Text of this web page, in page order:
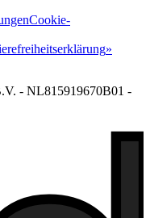
Cookie-
»
- NL815919670B01 -